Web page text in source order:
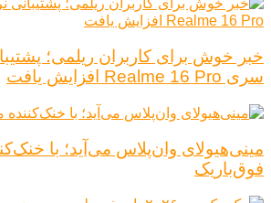
خبر خوش برای کاربران ریلمی؛
سری Realme 16 Pro افزایش یافت
مینی‌هیولای وان‌پلاس می‌آید؛ با
فوق‌باریک